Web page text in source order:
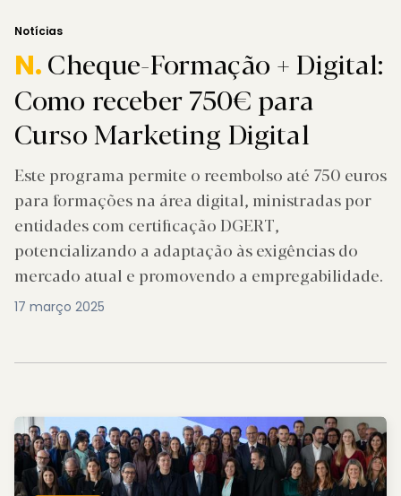
Notícias
N.Cheque-Formação + Digital:
Como receber 750€ para
Curso Marketing Digital
Este programa permite o reembolso até 750 euros
para formações na área digital, ministradas por
entidades com certificação DGERT,
potencializando a adaptação às exigências do
mercado atual e promovendo a empregabilidade.
17 março 2025